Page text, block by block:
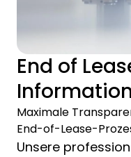
End of
Maximale
End-of-Lease-
Unsere